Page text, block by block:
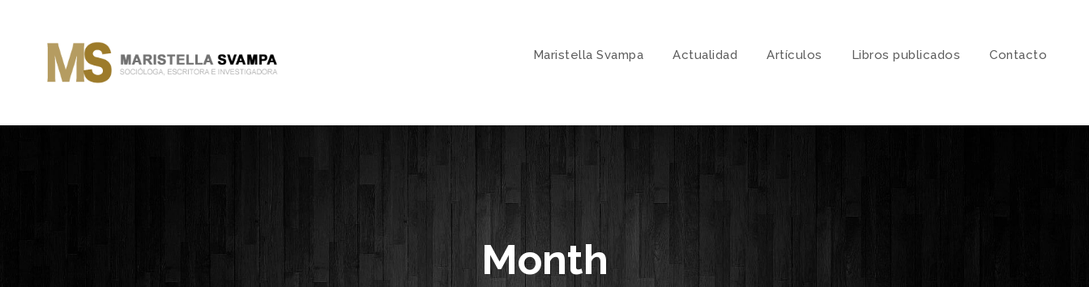
Maristella Svampa Actualidad Artí­culos Libros publicados Contacto
Month